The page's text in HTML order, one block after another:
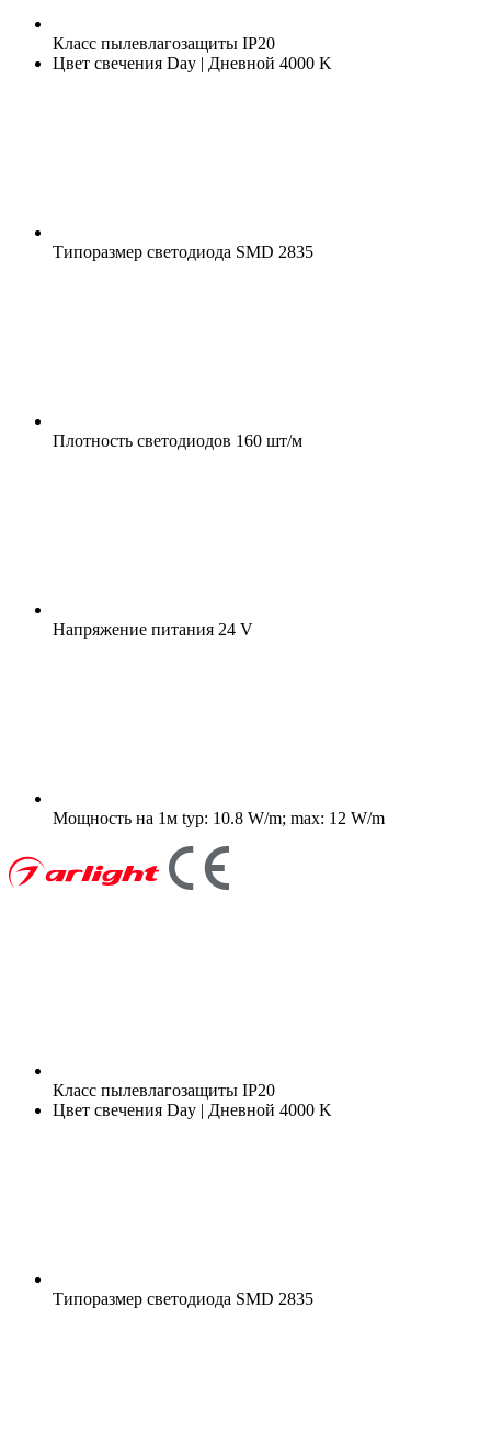
Класс пылевлагозащиты IP20
Цвет свечения Day | Дневной 4000 K
Типоразмер светодиода SMD 2835
Плотность светодиодов 160 шт/м
Напряжение питания 24 V
Мощность на 1м typ: 10.8 W/m; max: 12 W/m
Класс пылевлагозащиты IP20
Цвет свечения Day | Дневной 4000 K
Типоразмер светодиода SMD 2835